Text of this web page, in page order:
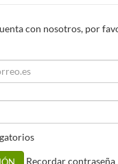
con nosotros, por
Recordar contraseña